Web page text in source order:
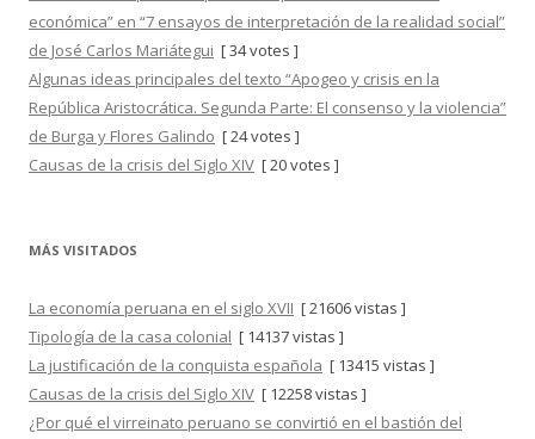
económica” en “7 ensayos de interpretación de la realidad social”
de José Carlos Mariátegui [ 34 votes ]
Algunas ideas principales del texto “Apogeo y crisis en la
República Aristocrática. Segunda Parte: El consenso y la violencia”
de Burga y Flores Galindo [ 24 votes ]
Causas de la crisis del Siglo XIV [ 20 votes ]
MÁS VISITADOS
La economía peruana en el siglo XVII [ 21606 vistas ]
Tipología de la casa colonial [ 14137 vistas ]
La justificación de la conquista española [ 13415 vistas ]
Causas de la crisis del Siglo XIV [ 12258 vistas ]
¿Por qué el virreinato peruano se convirtió en el bastión del